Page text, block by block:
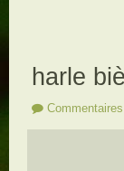
harle
Commentaires